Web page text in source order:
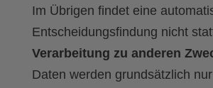
Im Übrigen findet eine
Entscheidungsfindung nicht
Verarbeitung zu anderen
Daten werden grundsätzlich